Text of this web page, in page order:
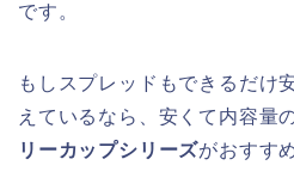
です。
もしスプレッドもできるだけ
えているなら、安くて内容量
リーカップシリーズがおすす